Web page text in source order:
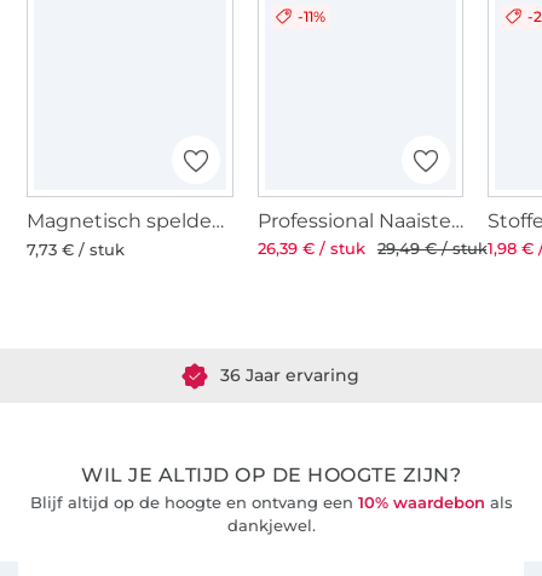
Magnetisch speldenkussen
7,73 € / stuk
-11%
Professional Naaistersschaar ST 8'' 21 cm
26,39 € / stuk 29,49 € / stuk
-
1,98 €
36 Jaar ervaring
WIL JE ALTIJD OP DE HOOGTE ZIJN?
Blijf altijd op de hoogte en ontvang een 10% waardebon als
dankjewel.